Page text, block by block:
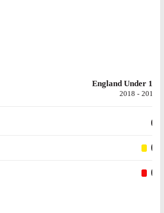
England Under 19
2018 - 2019
6
0
0